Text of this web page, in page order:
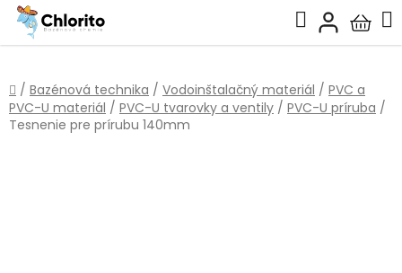
Prejsť
obsah
Hľadať
košík
Domov
/ Bazénová technika / Vodoinštalačný materiál / PVC a
PVC-U materiál / PVC-U tvarovky a ventily / PVC-U príruba /
Tesnenie pre prírubu 140mm